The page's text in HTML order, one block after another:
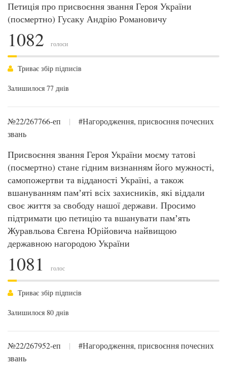
Петиція про присвоєння звання Героя України
(посмертно) Гусаку Андрію Романовичу
1082 голоси
Триває збір підписів
Залишилося 77 днів
№22/267766-еп |
#Нагородження, присвоєння почесних
звань
Присвоєння звання Героя України моєму татові
(посмертно) стане гідним визнанням його мужності,
самопожертви та відданості Україні, а також
вшануванням памʼяті всіх захисників, які віддали
своє життя за свободу нашої держави. Просимо
підтримати цю петицію та вшанувати памʼять
Журавльова Євгена Юрійовича найвищою
державною нагородою України
1081 голос
Триває збір підписів
Залишилося 80 днів
№22/267952-еп |
#Нагородження, присвоєння почесних
звань